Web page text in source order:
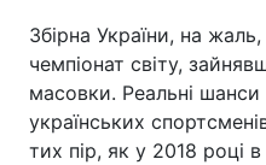
Збірна України, на
чемпіонат світу,
масовки. Реальні шанси
українських
тих пір, як у 2018 році